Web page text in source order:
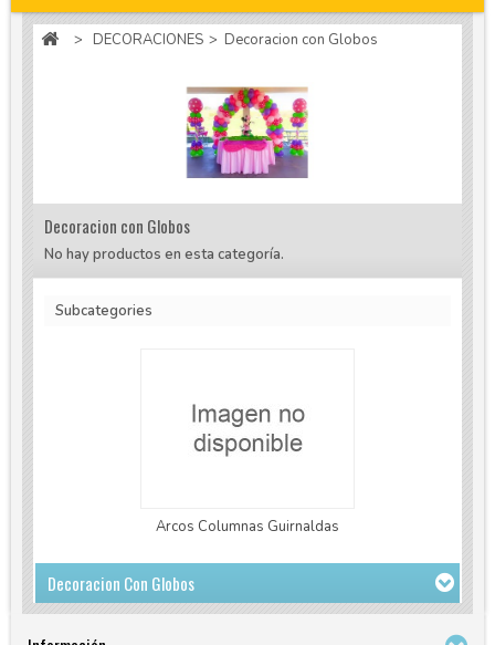
> DECORACIONES > Decoracion con Globos
Decoracion con Globos
No hay productos en esta categoría.
Subcategories
Arcos Columnas Guirnaldas
Decoracion Con Globos